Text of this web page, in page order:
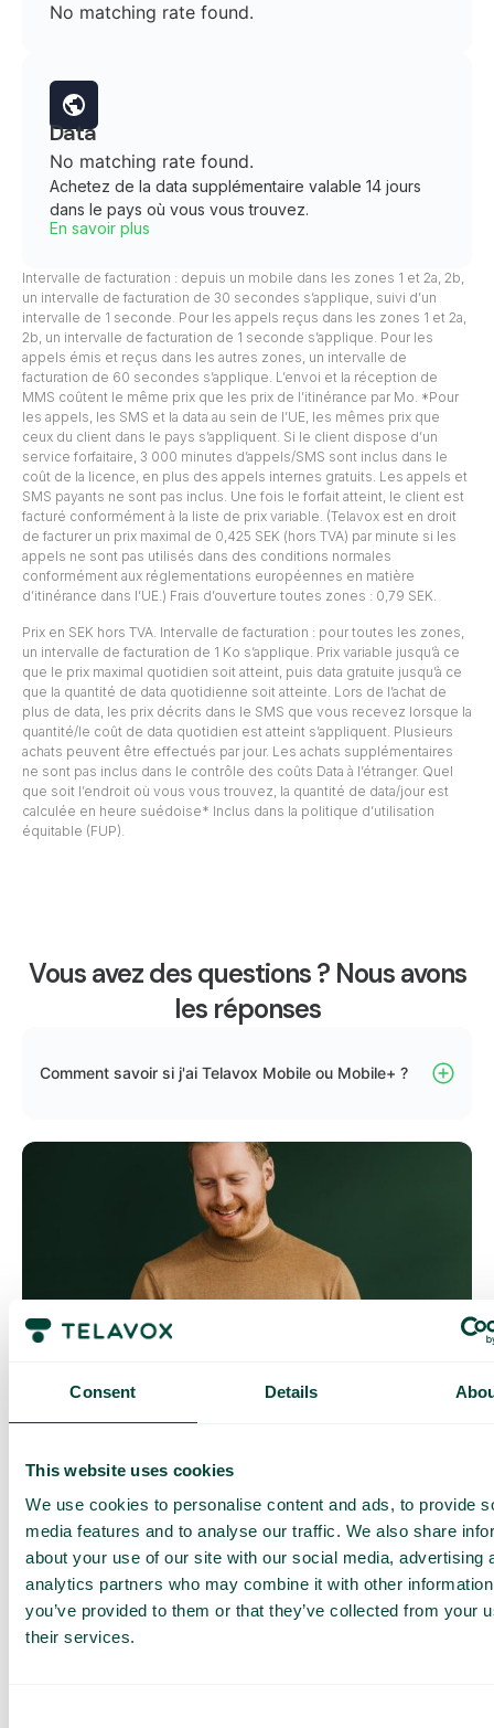
Consent Details
This website uses cookies
We use cookies to personalise content and ads, to provide
media features and to analyse our traffic. We also share
about your use of our site with our social media, advertising
analytics partners who may combine it with other
you’ve provided to them or that they’ve collected from your
their services.
No matching rate found.
Data
No matching rate found.
Achetez de la data supplémentaire valable 14 jours
dans le pays où vous vous trouvez.
En savoir plus
Intervalle de facturation : depuis un mobile dans les zones 1 et 2a, 2b,
un intervalle de facturation de 30 secondes s’applique, suivi d’un
intervalle de 1 seconde. Pour les appels reçus dans les zones 1 et 2a,
2b, un intervalle de facturation de 1 seconde s’applique. Pour les
appels émis et reçus dans les autres zones, un intervalle de
facturation de 60 secondes s’applique. L’envoi et la réception de
MMS coûtent le même prix que les prix de l’itinérance par Mo. *Pour
les appels, les SMS et la data au sein de l’UE, les mêmes prix que
ceux du client dans le pays s’appliquent. Si le client dispose d’un
service forfaitaire, 3 000 minutes d’appels/SMS sont inclus dans le
coût de la licence, en plus des appels internes gratuits. Les appels et
SMS payants ne sont pas inclus. Une fois le forfait atteint, le client est
facturé conformément à la liste de prix variable. (Telavox est en droit
de facturer un prix maximal de 0,425 SEK (hors TVA) par minute si les
appels ne sont pas utilisés dans des conditions normales
conformément aux réglementations européennes en matière
d’itinérance dans l’UE.) Frais d’ouverture toutes zones : 0,79 SEK.
Prix en SEK hors TVA. Intervalle de facturation : pour toutes les zones,
un intervalle de facturation de 1 Ko s’applique. Prix variable jusqu’à ce
que le prix maximal quotidien soit atteint, puis data gratuite jusqu’à ce
que la quantité de data quotidienne soit atteinte. Lors de l’achat de
plus de data, les prix décrits dans le SMS que vous recevez lorsque la
quantité/le coût de data quotidien est atteint s’appliquent. Plusieurs
achats peuvent être effectués par jour. Les achats supplémentaires
ne sont pas inclus dans le contrôle des coûts Data à l’étranger. Quel
que soit l’endroit où vous vous trouvez, la quantité de data/jour est
calculée en heure suédoise* Inclus dans la politique d’utilisation
équitable (FUP).
Vous avez des questions ? Nous avons
les réponses
Comment savoir si j'ai Telavox Mobile ou Mobile+ ?
mieux contrôler vos coûts quotidiens lorsque vous surfez en
dehors de l’UE/EEE.
maximal prédéterminé. Une fois que vous avez consommé
cette quantité de data, vous recevez un SMS et avez la
possibilité d’acheter plus de data si nécessaire.
Comment ça marche